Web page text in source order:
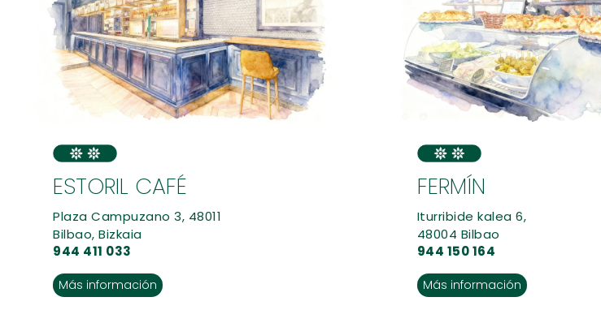
ESTORIL CAFÉ
Plaza Campuzano 3, 48011
Bilbao, Bizkaia
944 411 033
Más información
FERMÍN
Iturribide kalea 6,
48004 Bilbao
944 150 164
Más información